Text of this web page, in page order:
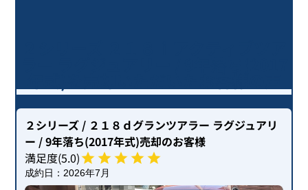
２シリーズ / ２１８ｄグランツアラー ラグジュアリ
ー / 9年落ち(2017年式)売却のお客様
満足度(5.0)
成約日： 2026年7月